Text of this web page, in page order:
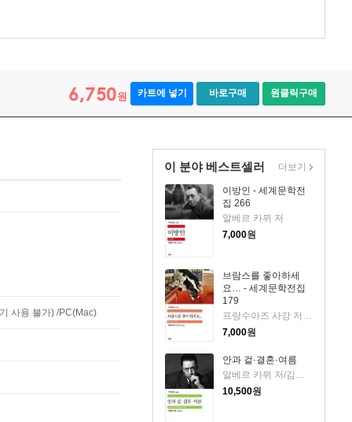
6,750원 카트에 넣기 바로구매 원클릭구매
이 분야 베스트셀러
이방인 - 세계문학전
집 266
알베르 카뮈 저
7,000원
브람스를 좋아하세
요… - 세계문학전집
179
프랑수아즈 사강 저/김남주 역
7,000원
안과 겉·결혼·여름
알베르 카뮈 저/김화영 역
10,500원
더보기
사용 불가) /PC(Mac)